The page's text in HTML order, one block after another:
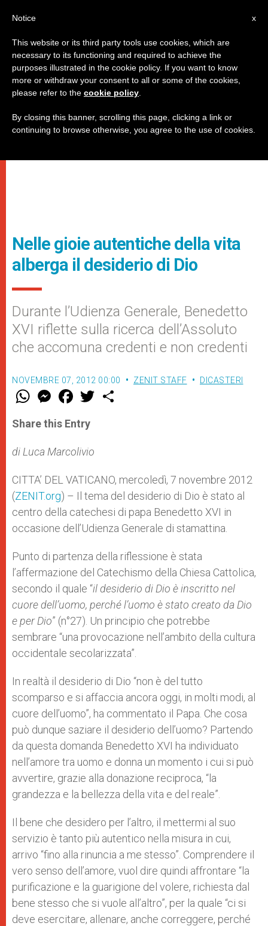
Nelle gioie autentiche della vita
alberga il desiderio di Dio
Durante l’Udienza Generale, Benedetto
XVI riflette sulla ricerca dell’Assoluto
che accomuna credenti e non credenti
NOVEMBRE 07, 2012 00:00 ZENIT STAFF DICASTERI
W
t
s
p
p
M
e
s
e
g
e
F
a
e
b
o
k
w
Share this Entry
di Luca Marcolivio
CITTA’ DEL VATICANO, mercoledì, 7 novembre 2012
(ZENIT.org) – Il tema del desiderio di Dio è stato al
centro della catechesi di papa Benedetto XVI in
occasione dell’Udienza Generale di stamattina.
Punto di partenza della riflessione è stata
l’affermazione del Catechismo della Chiesa Cattolica,
secondo il quale “il desiderio di Dio è inscritto nel
cuore dell’uomo, perché l’uomo è stato creato da Dio
e per Dio” (n°27). Un principio che potrebbe
sembrare “una provocazione nell’ambito della cultura
occidentale secolarizzata”.
In realtà il desiderio di Dio “non è del tutto
scomparso e si affaccia ancora oggi, in molti modi, al
cuore dell’uomo”, ha commentato il Papa. Che cosa
può dunque saziare il desiderio dell’uomo? Partendo
da questa domanda Benedetto XVI ha individuato
nell’amore tra uomo e donna un momento i cui si può
avvertire, grazie alla donazione reciproca, “la
grandezza e la bellezza della vita e del reale”.
Il bene che desidero per l’altro, il mettermi al suo
servizio è tanto più autentico nella misura in cui,
arrivo “fino alla rinuncia a me stesso”. Comprendere il
vero senso dell’amore, vuol dire quindi affrontare “la
purificazione e la guarigione del volere, richiesta dal
bene stesso che si vuole all’altro”, per la quale “ci si
deve esercitare, allenare, anche correggere, perché
x
Notice
This website or its third party tools use cookies, which are
necessary to its functioning and required to achieve the
purposes illustrated in the cookie policy. If you want to know
more or withdraw your consent to all or some of the cookies,
please refer to the cookie policy
By closing this banner, scrolling this page, clicking a link or
continuing to browse otherwise, you agree to the use of cookies.